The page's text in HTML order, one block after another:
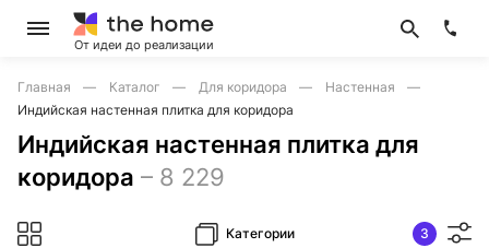
От идеи до реализации
Главная Каталог Для коридора
Настенная
Индийская настенная плитка для коридора
Индийская настенная плитка для
коридора – 8 229
Категории 3